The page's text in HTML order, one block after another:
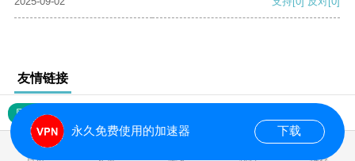
友情链接
网站地图
永久免费使用的加速器 下载